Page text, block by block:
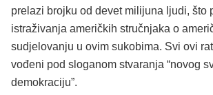
prelazi brojku od devet milijuna ljudi, što
istraživanja američkih stručnjaka o
sudjelovanju u ovim sukobima. Svi ovi
vođeni pod sloganom stvaranja “novog
demokraciju”.